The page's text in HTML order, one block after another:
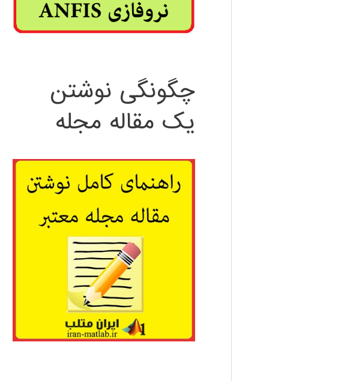
چگونگی نوشتن
یک مقاله مجله